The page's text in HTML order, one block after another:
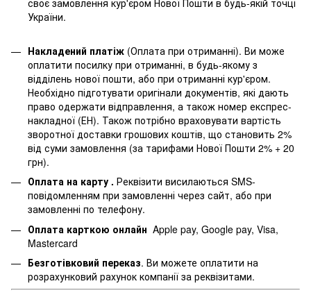
своє замовлення кур'єром Нової Пошти в будь-якій точці
України.
Накладений платіж (Оплата при отриманні). Ви може
оплатити посилку при отриманні, в будь-якому з
відділень нової пошти, або при отриманні кур'єром.
Необхідно підготувати оригінали документів, які дають
право одержати відправлення, а також номер експрес-
накладної (ЕН). Також потрібно враховувати вартість
зворотної доставки грошових коштів, що становить 2%
від суми замовлення (за тарифами Нової Пошти 2% + 20
грн).
Оплата на карту . Реквізити висилаються SMS-
повідомленням при замовленні через сайт, або при
замовленні по телефону.
Оплата карткою онлайн Apple pay, Google pay, Visa,
Mastercard
Безготівковий переказ. Ви можете оплатити на
розрахунковий рахунок компанії за реквізитами.